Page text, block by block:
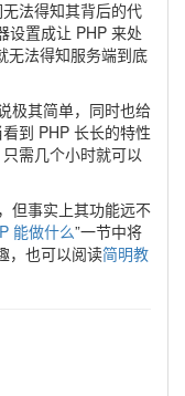
法得知其背后的代
设置成让 PHP 来处
无法得知服务端到底
极其简单，同时也给
到 PHP 长长的特性
需几个小时就可以
但事实上其功能远不
能做什么”一节中将
，也可以阅读简明教